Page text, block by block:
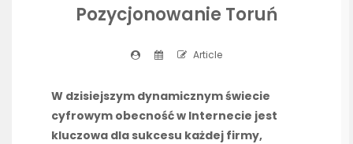
Pozycjonowanie Toruń
Article
W dzisiejszym dynamicznym świecie
cyfrowym obecność w Internecie jest
kluczowa dla sukcesu każdej firmy,